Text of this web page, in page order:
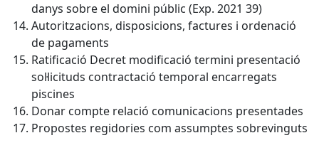
danys sobre el domini públic (Exp. 2021 39)
Autoritzacions, disposicions, factures i ordenació
de pagaments
Ratificació Decret modificació termini presentació
sol·licituds contractació temporal encarregats
piscines
Donar compte relació comunicacions presentades
Propostes regidories com assumptes sobrevinguts